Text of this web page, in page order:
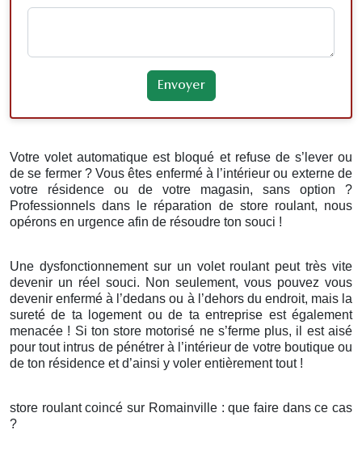
Votre volet automatique est bloqué et refuse de s’lever ou
de se fermer ? Vous êtes enfermé à l’intérieur ou externe de
votre résidence ou de votre magasin, sans option ?
Professionnels dans le réparation de store roulant, nous
opérons en urgence afin de résoudre ton souci !
Une dysfonctionnement sur un volet roulant peut très vite
devenir un réel souci. Non seulement, vous pouvez vous
devenir enfermé à l’dedans ou à l’dehors du endroit, mais la
sureté de ta logement ou de ta entreprise est également
menacée ! Si ton store motorisé ne s’ferme plus, il est aisé
pour tout intrus de pénétrer à l’intérieur de votre boutique ou
de ton résidence et d’ainsi y voler entièrement tout !
store roulant coincé sur Romainville : que faire dans ce cas
?